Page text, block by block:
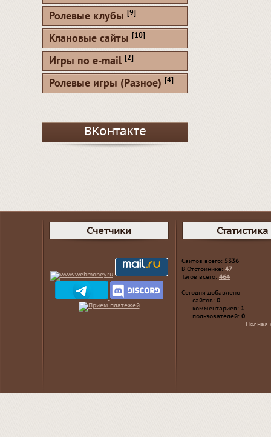
Ролевые клубы [9]
Клановые сайты [10]
Игры по e-mail [2]
Ролевые игры (Разное) [4]
ВКонтакте
Счетчики Статистика
Сайтов всего: 5336
В Отстойнике: 47
Тэгов всего: 464
Сегодня добавлено
...сайтов: 0
...комментариев: 1
...пользователей: 0
Полная